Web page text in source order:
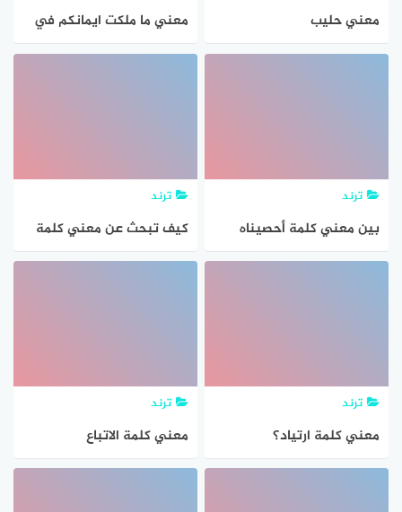
معني حليب
معني ما ملكت ايمانكم في
سورة المؤمنون
ترند
بين معني كلمة أحصيناه
ترند
كيف تبحث عن معني كلمة
العروض في المعجم؟
ترند
معني كلمة ارتياد؟
ترند
معني كلمة الاتباع